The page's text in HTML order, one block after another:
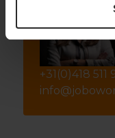
+31(0)418 511